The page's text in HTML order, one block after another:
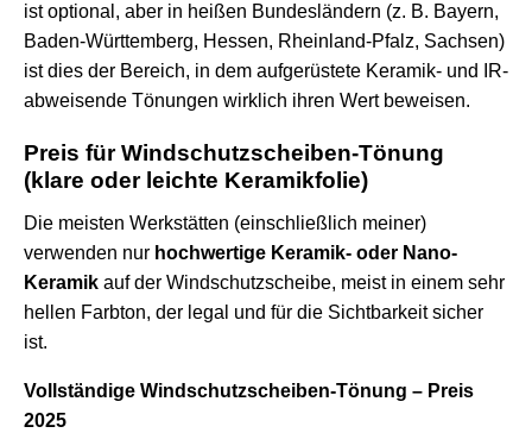
ist optional, aber in heißen Bundesländern (z. B. Bayern,
Baden-Württemberg, Hessen, Rheinland-Pfalz, Sachsen)
ist dies der Bereich, in dem aufgerüstete Keramik- und IR-
abweisende Tönungen wirklich ihren Wert beweisen.
Preis für Windschutzscheiben-Tönung
(klare oder leichte Keramikfolie)
Die meisten Werkstätten (einschließlich meiner)
verwenden nur hochwertige Keramik- oder Nano-
Keramik auf der Windschutzscheibe, meist in einem sehr
hellen Farbton, der legal und für die Sichtbarkeit sicher
ist.
Vollständige Windschutzscheiben-Tönung – Preis
2025